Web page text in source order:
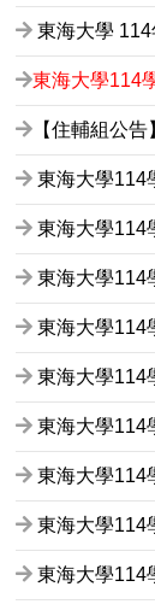
東海大學
東海大學114
【住輔組公
東海大學114
東海大學114
東海大學114
東海大學114
東海大學114
東海大學114
東海大學114
東海大學114
東海大學114